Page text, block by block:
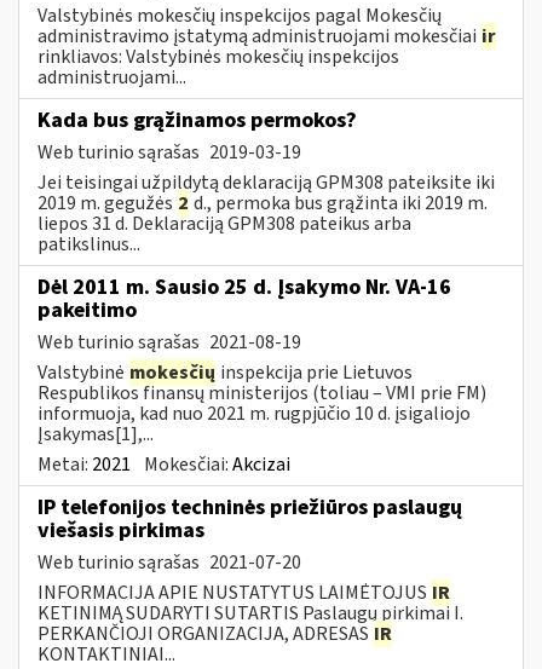
Valstybinės mokesčių inspekcijos pagal Mokesčių
administravimo įstatymą administruojami mokesčiai ir
rinkliavos: Valstybinės mokesčių inspekcijos
administruojami...
Kada bus grąžinamos permokos?
Web turinio sąrašas 2019-03-19
Jei teisingai užpildytą deklaraciją GPM308 pateiksite iki
2019 m. gegužės 2 d., permoka bus grąžinta iki 2019 m.
liepos 31 d. Deklaraciją GPM308 pateikus arba
patikslinus...
Dėl 2011 m. Sausio 25 d. Įsakymo Nr. VA-16
pakeitimo
Web turinio sąrašas 2021-08-19
Valstybinė mokesčių inspekcija prie Lietuvos
Respublikos finansų ministerijos (toliau – VMI prie FM)
informuoja, kad nuo 2021 m. rugpjūčio 10 d. įsigaliojo
Įsakymas[1],...
Metai: 2021 Mokesčiai:Akcizai
IP telefonijos techninės priežiūros paslaugų
viešasis pirkimas
Web turinio sąrašas 2021-07-20
INFORMACIJA APIE NUSTATYTUS LAIMĖTOJUS IR
KETINIMĄ SUDARYTI SUTARTIS Paslaugų pirkimai I.
PERKANČIOJI ORGANIZACIJA, ADRESAS IR
KONTAKTINIAI...